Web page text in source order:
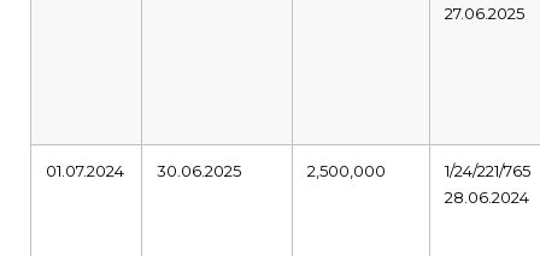
27.06.2025
01.07.2024 30.06.2025 2,500,000
1/24/221/765
28.06.2024